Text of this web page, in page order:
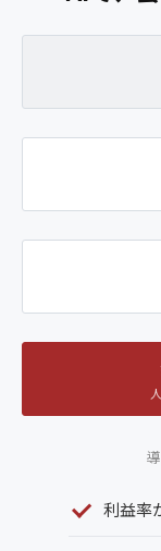
利益率